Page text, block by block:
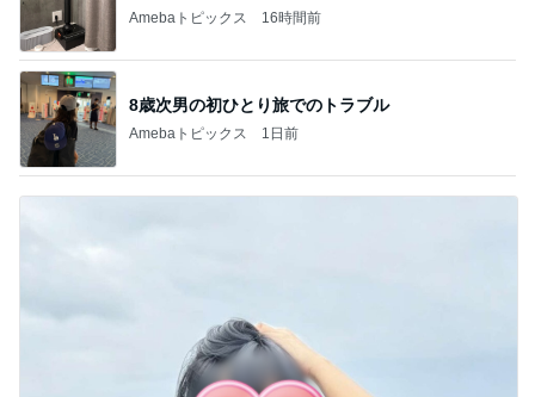
Amebaトピックス 16時間前
8歳次男の初ひとり旅でのトラブル
Amebaトピックス 1日前